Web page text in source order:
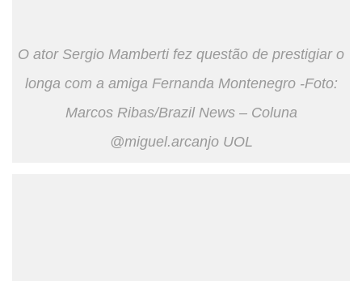
O ator Sergio Mamberti fez questão de prestigiar o
longa com a amiga Fernanda Montenegro -Foto:
Marcos Ribas/Brazil News – Coluna
@miguel.arcanjo UOL